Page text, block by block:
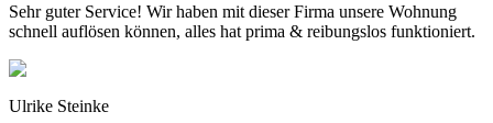
Sehr guter Service! Wir haben mit dieser Firma unsere Wohnung
schnell auflösen können, alles hat prima & reibungslos funktioniert.
Ulrike Steinke